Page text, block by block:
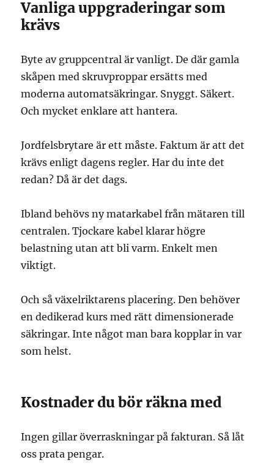
Vanliga uppgraderingar som
krävs
Byte av gruppcentral är vanligt. De där gamla
skåpen med skruvproppar ersätts med
moderna automatsäkringar. Snyggt. Säkert.
Och mycket enklare att hantera.
Jordfelsbrytare är ett måste. Faktum är att det
krävs enligt dagens regler. Har du inte det
redan? Då är det dags.
Ibland behövs ny matarkabel från mätaren till
centralen. Tjockare kabel klarar högre
belastning utan att bli varm. Enkelt men
viktigt.
Och så växelriktarens placering. Den behöver
en dedikerad kurs med rätt dimensionerade
säkringar. Inte något man bara kopplar in var
som helst.
Kostnader du bör räkna med
Ingen gillar överraskningar på fakturan. Så låt
oss prata pengar.